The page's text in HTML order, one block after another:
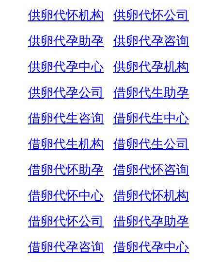
供卵代怀机构
供卵代怀公司
供卵代孕助孕
供卵代孕咨询
供卵代孕中心
供卵代孕机构
供卵代孕公司
借卵代生助孕
借卵代生咨询
借卵代生中心
借卵代生机构
借卵代生公司
借卵代怀助孕
借卵代怀咨询
借卵代怀中心
借卵代怀机构
借卵代怀公司
借卵代孕助孕
借卵代孕咨询
借卵代孕中心